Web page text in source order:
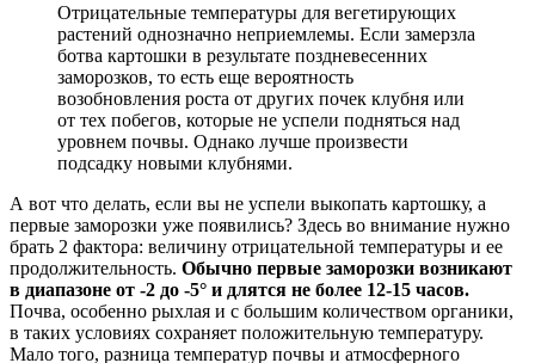
Отрицательные температуры для вегетирующих
растений однозначно неприемлемы. Если замерзла
ботва картошки в результате поздневесенних
заморозков, то есть еще вероятность
возобновления роста от других почек клубня или
от тех побегов, которые не успели подняться над
уровнем почвы. Однако лучше произвести
подсадку новыми клубнями.
А вот что делать, если вы не успели выкопать картошку, а
первые заморозки уже появились? Здесь во внимание нужно
брать 2 фактора: величину отрицательной температуры и ее
продолжительность. Обычно первые заморозки возникают
в диапазоне от -2 до -5° и длятся не более 12-15 часов.
Почва, особенно рыхлая и с большим количеством органики,
в таких условиях сохраняет положительную температуру.
Мало того, разница температур почвы и атмосферного